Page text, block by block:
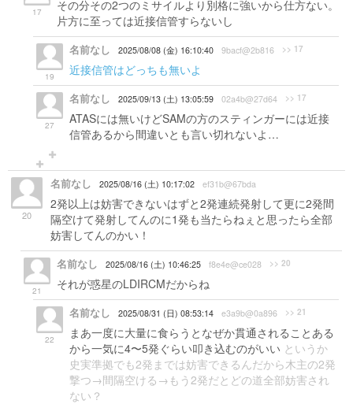
17
その分その2つのミサイルより別格に強いから仕方ない。
片方に至っては近接信管すらないし
19
名前なし 2025/08/08 (金) 16:10:40 9bacf@2b816 >> 17
近接信管はどっちも無いよ
27
名前なし 2025/09/13 (土) 13:05:59 02a4b@27d64 >> 17
ATASには無いけどSAMの方のスティンガーには近接
信管あるから間違いとも言い切れないよ…
20
名前なし 2025/08/16 (土) 10:17:02 ef31b@67bda
2発以上は妨害できないはずと2発連続発射して更に2発間
隔空けて発射してんのに1発も当たらねぇと思ったら全部
妨害してんのかい！
21
名前なし 2025/08/16 (土) 10:46:25 f8e4e@ce028 >> 20
それが惑星のLDIRCMだからね
22
名前なし 2025/08/31 (日) 08:53:14 e3a9b@0a896 >> 21
まあ一度に大量に食らうとなぜか貫通されることある
から一気に4〜5発ぐらい叩き込むのがいい というか
史実準拠でも2発までは妨害できるんだから木主の2発
撃つ→間隔空ける→もう2発だとどの道全部妨害され
ない？